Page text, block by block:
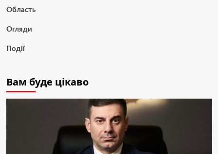
Область
Огляди
Події
Вам буде цікаво